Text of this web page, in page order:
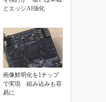
とエッジAI強化
画像鮮明化を1チップ
で実現 組み込みも容
易に